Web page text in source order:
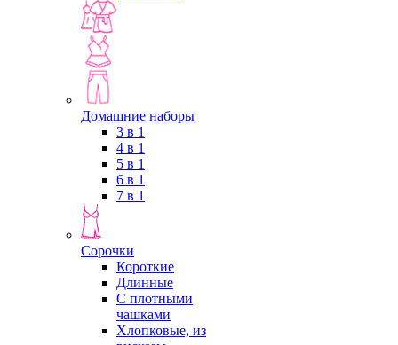
Домашние наборы
3 в 1
4 в 1
5 в 1
6 в 1
7 в 1
Сорочки
Короткие
Длинные
С плотными
чашками
Хлопковые, из